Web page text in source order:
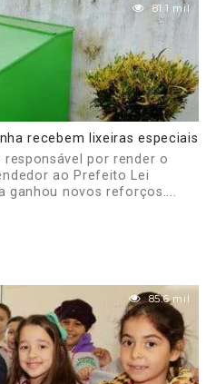
81.1 mil
recebem lixeiras especiais
por render o
ao Prefeito Lei
ganhou novos reforços....
85.6 mil